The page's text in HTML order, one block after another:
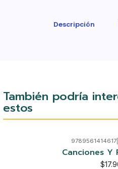
Descripción
También podría
estos
9789561414617|
Canciones Y